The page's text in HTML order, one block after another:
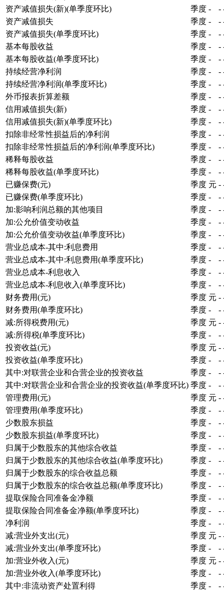
资产减值损失(新)(单季度环比)
季度 - -
资产减值损失
季度 - -
资产减值损失(单季度环比)
季度 - -
基本每股收益
季度 - -
基本每股收益(单季度环比)
季度 - -
持续经营净利润
季度 - -
持续经营净利润(单季度环比)
季度 - -
外币报表折算差额
季度 - -
信用减值损失(新)
季度 - -
信用减值损失(新)(单季度环比)
季度 - -
扣除非经常性损益后的净利润
季度 - -
扣除非经常性损益后的净利润(单季度环比)
季度 - -
稀释每股收益
季度 - -
稀释每股收益(单季度环比)
季度 - -
已赚保费(元)
季度 元 -
已赚保费(单季度环比)
季度 - -
加:影响利润总额的其他项目
季度 - -
加:公允价值变动收益
季度 - -
加:公允价值变动收益(单季度环比)
季度 - -
营业总成本-其中:利息费用
季度 - -
营业总成本-其中:利息费用(单季度环比)
季度 - -
营业总成本-利息收入
季度 - -
营业总成本-利息收入(单季度环比)
季度 - -
财务费用(元)
季度 元 -
财务费用(单季度环比)
季度 - -
减:所得税费用(元)
季度 元 -
减:所得税(单季度环比)
季度 - -
投资收益(元)
季度 元 -
投资收益(单季度环比)
季度 - -
其中:对联营企业和合营企业的投资收益
季度 - -
其中:对联营企业和合营企业的投资收益(单季度环比) 季度 - -
管理费用(元)
季度 元 -
管理费用(单季度环比)
季度 - -
少数股东损益
季度 - -
少数股东损益(单季度环比)
季度 - -
归属于少数股东的其他综合收益
季度 - -
归属于少数股东的其他综合收益(单季度环比)
季度 - -
归属于少数股东的综合收益总额
季度 - -
归属于少数股东的综合收益总额(单季度环比)
季度 - -
提取保险合同准备金净额
季度 - -
提取保险合同准备金净额(单季度环比)
季度 - -
净利润
季度 - -
减:营业外支出(元)
季度 元 -
减:营业外支出(单季度环比)
季度 - -
加:营业外收入(元)
季度 元 -
加:营业外收入(单季度环比)
季度 - -
其中:非流动资产处置利得
季度 - -